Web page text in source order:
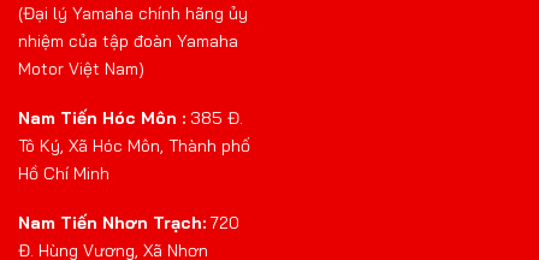
(Đại lý Yamaha chính hãng ủy
nhiệm của tập đoàn Yamaha
Motor Việt Nam)
Nam Tiến Hóc Môn : 385 Đ.
Tô Ký, Xã Hóc Môn, Thành phố
Hồ Chí Minh
Nam Tiến Nhơn Trạch: 720
Đ. Hùng Vương, Xã Nhơn